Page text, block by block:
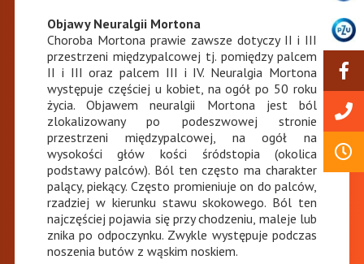
Objawy Neuralgii Mortona
Choroba Mortona prawie zawsze dotyczy II i III
przestrzeni międzypalcowej tj. pomiędzy palcem
II i III oraz palcem III i IV. Neuralgia Mortona
występuje częściej u kobiet, na ogół po 50 roku
życia. Objawem neuralgii Mortona jest ból
zlokalizowany po podeszwowej stronie
przestrzeni międzypalcowej, na ogół na
wysokości głów kości śródstopia (okolica
podstawy palców). Ból ten często ma charakter
palący, piekący. Często promieniuje on do palców,
rzadziej w kierunku stawu skokowego. Ból ten
najczęściej pojawia się przy chodzeniu, maleje lub
znika po odpoczynku. Zwykle występuje podczas
noszenia butów z wąskim noskiem.